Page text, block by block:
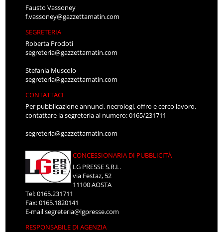
Fausto Vassoney
f.vassoney@gazzettamatin.com
SEGRETERIA
Roberta Prodoti
segreteria@gazzettamatin.com
Stefania Muscolo
segreteria@gazzettamatin.com
CONTATTACI
Per pubblicazione annunci, necrologi, offro e cerco lavoro,
contattare la segreteria al numero: 0165/231711
segreteria@gazzettamatin.com
CONCESSIONARIA DI PUBBLICITÀ
LG PRESSE S.R.L.
via Festaz, 52
11100 AOSTA
Tel: 0165.231711
Fax: 0165.1820141
E-mailsegreteria@lgpresse.com
RESPONSABILE DI AGENZIA